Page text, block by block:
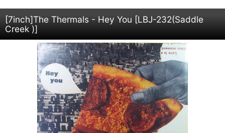
[7inch]The Thermals - Hey You [LBJ-232(Saddle
Creek )]